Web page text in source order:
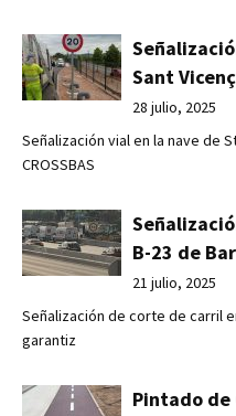
Sant
28 julio, 2025
Señalización vial en la nave de
CROSSBAS
B-23 de
21 julio, 2025
Señalización de corte de carril
garantiz
Pintado de